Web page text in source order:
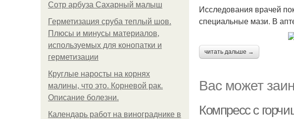
Сотр арбуза Сахарный малыш
Герметизация сруба теплый шов.
Плюсы и минусы материалов,
используемых для конопатки и
герметизации
Круглые наросты на корнях
малины, что это. Корневой рак.
Описание болезни.
Календарь работ на винограднике в
Исследования врачей
специальные мази. В
читать дальше →
Вас может
Компресс с